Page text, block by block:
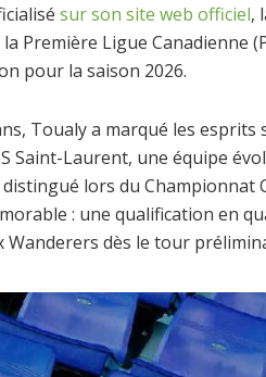
sur son site web officiel,
Première Ligue Canadienne
pour la saison 2026.
Toualy a marqué les
Saint-Laurent, une équipe
lors du Championnat
: une qualification en
Wanderers dès le tour